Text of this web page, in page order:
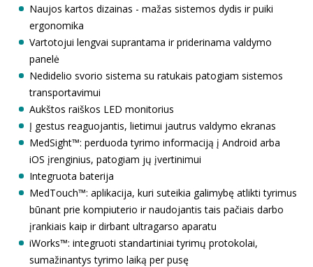
Naujos kartos dizainas - mažas sistemos dydis ir puiki
ergonomika
Vartotojui lengvai suprantama ir priderinama valdymo
panelė
Nedidelio svorio sistema su ratukais patogiam sistemos
transportavimui
Aukštos raiškos LED monitorius
Į gestus reaguojantis, lietimui jautrus valdymo ekranas
MedSight™: perduoda tyrimo informaciją į Android arba
iOS įrenginius, patogiam jų įvertinimui
Integruota baterija
MedTouch™: aplikacija, kuri suteikia galimybę atlikti tyrimus
būnant prie kompiuterio ir naudojantis tais pačiais darbo
įrankiais kaip ir dirbant ultragarso aparatu
iWorks™: integruoti standartiniai tyrimų protokolai,
sumažinantys tyrimo laiką per pusę